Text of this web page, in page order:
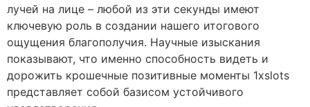
лучей на лице – любой из эти секунды имеют
ключевую роль в создании нашего итогового
ощущения благополучия. Научные изыскания
показывают, что именно способность видеть и
дорожить крошечные позитивные моменты 1xslots
представляет собой базисом устойчивого